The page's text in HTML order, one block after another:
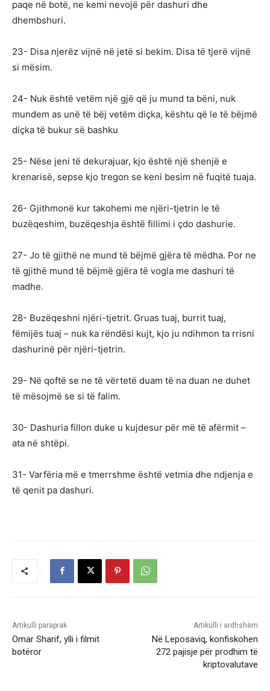
paqe në botë, ne kemi nevojë për dashuri dhe
dhembshuri.
23- Disa njerëz vijnë në jetë si bekim. Disa të tjerë vijnë
si mësim.
24- Nuk është vetëm një gjë që ju mund ta bëni, nuk
mundem as unë të bëj vetëm diçka, kështu që le të bëjmë
diçka të bukur së bashku
25- Nëse jeni të dekurajuar, kjo është një shenjë e
krenarisë, sepse kjo tregon se keni besim në fuqitë tuaja.
26- Gjithmonë kur takohemi me njëri-tjetrin le të
buzëqeshim, buzëqeshja është fillimi i çdo dashurie.
27- Jo të gjithë ne mund të bëjmë gjëra të mëdha. Por ne
të gjithë mund të bëjmë gjëra të vogla me dashuri të
madhe.
28- Buzëqeshni njëri-tjetrit. Gruas tuaj, burrit tuaj,
fëmijës tuaj – nuk ka rëndësi kujt, kjo ju ndihmon ta rrisni
dashurinë për njëri-tjetrin.
29- Në qoftë se ne të vërtetë duam të na duan ne duhet
të mësojmë se si të falim.
30- Dashuria fillon duke u kujdesur për më të afërmit –
ata në shtëpi.
31- Varfëria më e tmerrshme është vetmia dhe ndjenja e
të qenit pa dashuri.
Artikulli paraprak
Omar Sharif, ylli i filmit
botëror
Artikulli i ardhshëm
Në Leposaviq, konfiskohen
272 pajisje për prodhim të
kriptovalutave